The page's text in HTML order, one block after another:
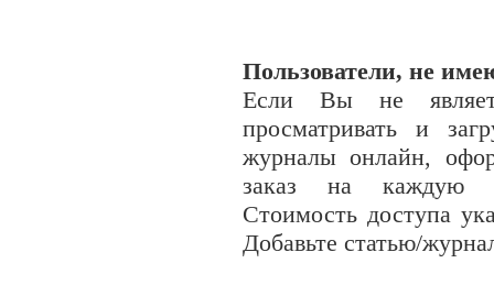
Пользователи, не
Если Вы не
просматривать и
журналы онлайн,
заказ на каждую
Стоимость доступа
Добавьте статью/